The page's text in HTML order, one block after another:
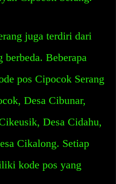
juga terdiri dari
berbeda. Beberapa
pos Cipocok Serang
Desa Cibunar,
Desa Cidahu,
Cikalong. Setiap
kode pos yang